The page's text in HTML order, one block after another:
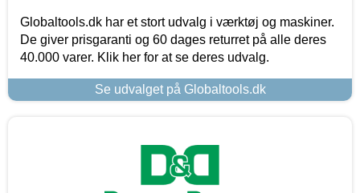
Globaltools.dk har et stort udvalg i værktøj og maskiner.
De giver prisgaranti og 60 dages returret på alle deres
40.000 varer. Klik her for at se deres udvalg.
Se udvalget på Globaltools.dk